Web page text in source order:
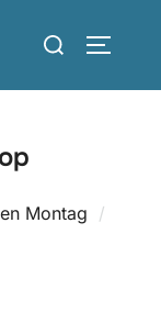
Suchen
Montag